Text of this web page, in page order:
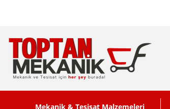
Mekanik & Tesisat Malzemeleri